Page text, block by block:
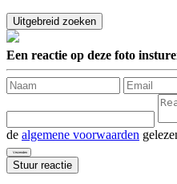
Een reactie op deze foto
de algemene voorwaarden